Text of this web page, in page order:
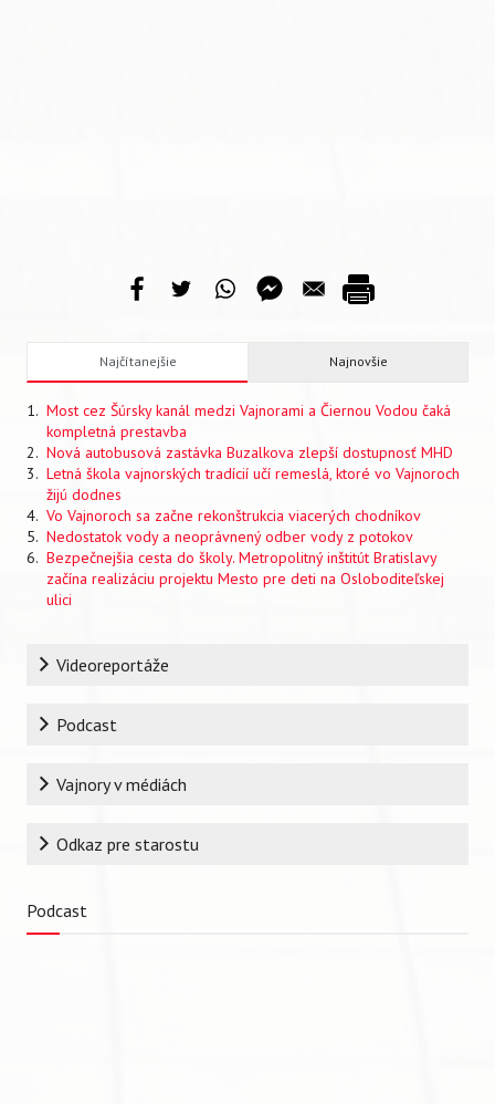
Najčítanejšie Najnovšie
Most cez Šúrsky kanál medzi Vajnorami a Čiernou Vodou čaká
kompletná prestavba
Nová autobusová zastávka Buzalkova zlepší dostupnosť MHD
Letná škola vajnorských tradícií učí remeslá, ktoré vo Vajnoroch
žijú dodnes
Vo Vajnoroch sa začne rekonštrukcia viacerých chodníkov
Nedostatok vody a neoprávnený odber vody z potokov
Bezpečnejšia cesta do školy. Metropolitný inštitút Bratislavy
začína realizáciu projektu Mesto pre deti na Osloboditeľskej
ulici
RubrikaVideoreportáže
Podcast
Vajnory v médiách
Odkaz pre starostu
Podcast